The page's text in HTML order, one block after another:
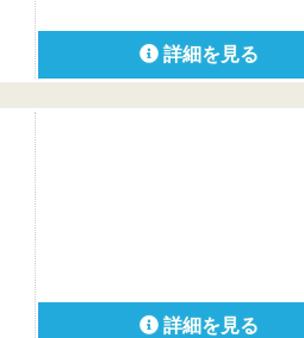
詳細を見る
詳細を見る